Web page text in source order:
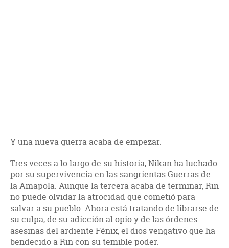
Y una nueva guerra acaba de empezar.
Tres veces a lo largo de su historia, Nikan ha luchado
por su supervivencia en las sangrientas Guerras de
la Amapola. Aunque la tercera acaba de terminar, Rin
no puede olvidar la atrocidad que cometió para
salvar a su pueblo. Ahora está tratando de librarse de
su culpa, de su adicción al opio y de las órdenes
asesinas del ardiente Fénix, el dios vengativo que ha
bendecido a Rin con su temible poder.